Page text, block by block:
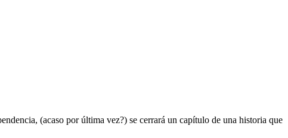
(acaso por última vez?) se cerrará un capítulo de una historia que